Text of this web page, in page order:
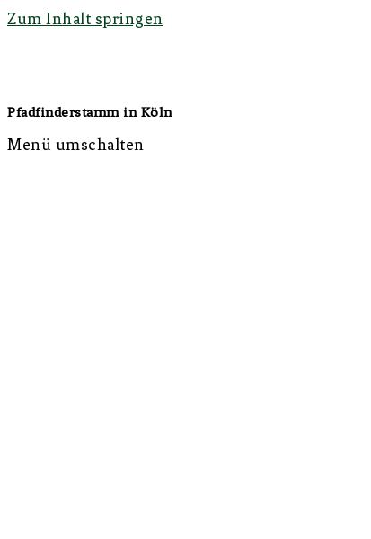
Zum Inhalt springen
Pfadfinderstamm in Köln
Menü umschalten